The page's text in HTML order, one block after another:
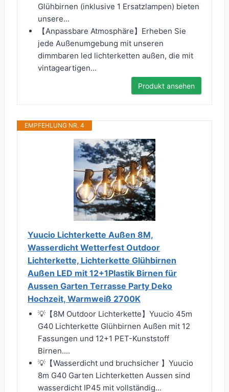
Glühbirnen (inklusive 1 Ersatzlampen) bieten
unsere...
【Anpassbare Atmosphäre】Erheben Sie
jede Außenumgebung mit unseren
dimmbaren led lichterketten außen, die mit
vintageartigen...
Produkt ansehen
EMPFEHLUNG NR. 4
Yuucio Lichterkette Außen 8M,
Wasserdicht Wetterfest Outdoor
Lichterkette, Lichterkette Glühbirnen
Außen LED mit 12+1Plastik Birnen für
Aussen Garten Terrasse Party Deko
Hochzeit, Warmweiß 2700K
💡【8M Outdoor Lichterkette】Yuucio 45m
G40 Lichterkette Glühbirnen Außen mit 12
Fassungen und 12+1 PET-Kunststoff
Birnen....
💡【Wasserdicht und bruchsicher 】Yuucio
8m G40 Garten Lichterketten Aussen sind
wasserdicht IP45 mit vollständig...